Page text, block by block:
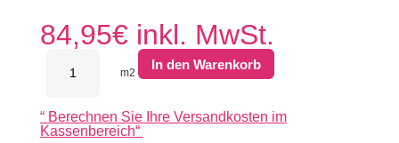
84,95€ inkl. MwSt.
GeoCeramica
Mix
Dark
m2
In den Warenkorb
“ Berechnen Sie Ihre Versandkosten im
Kassenbereich“